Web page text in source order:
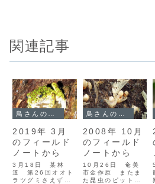
関連記事
鳥さんのフィールドノート
2019年 3月
のフィールド
ノートから
3月18日 某林
道 第26回オオト
ラツグミさえずり
鳥さんのフィールドノート
2008年 10月
のフィールド
ノートから
10月26日 奄美
市金作原 またま
た昆虫のピットフ